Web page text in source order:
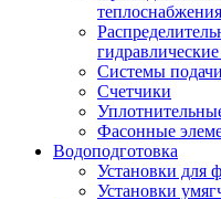
теплоснабжения
Системы
Счетчики
Фасонные
Водоподготовка
Установки для
Установки